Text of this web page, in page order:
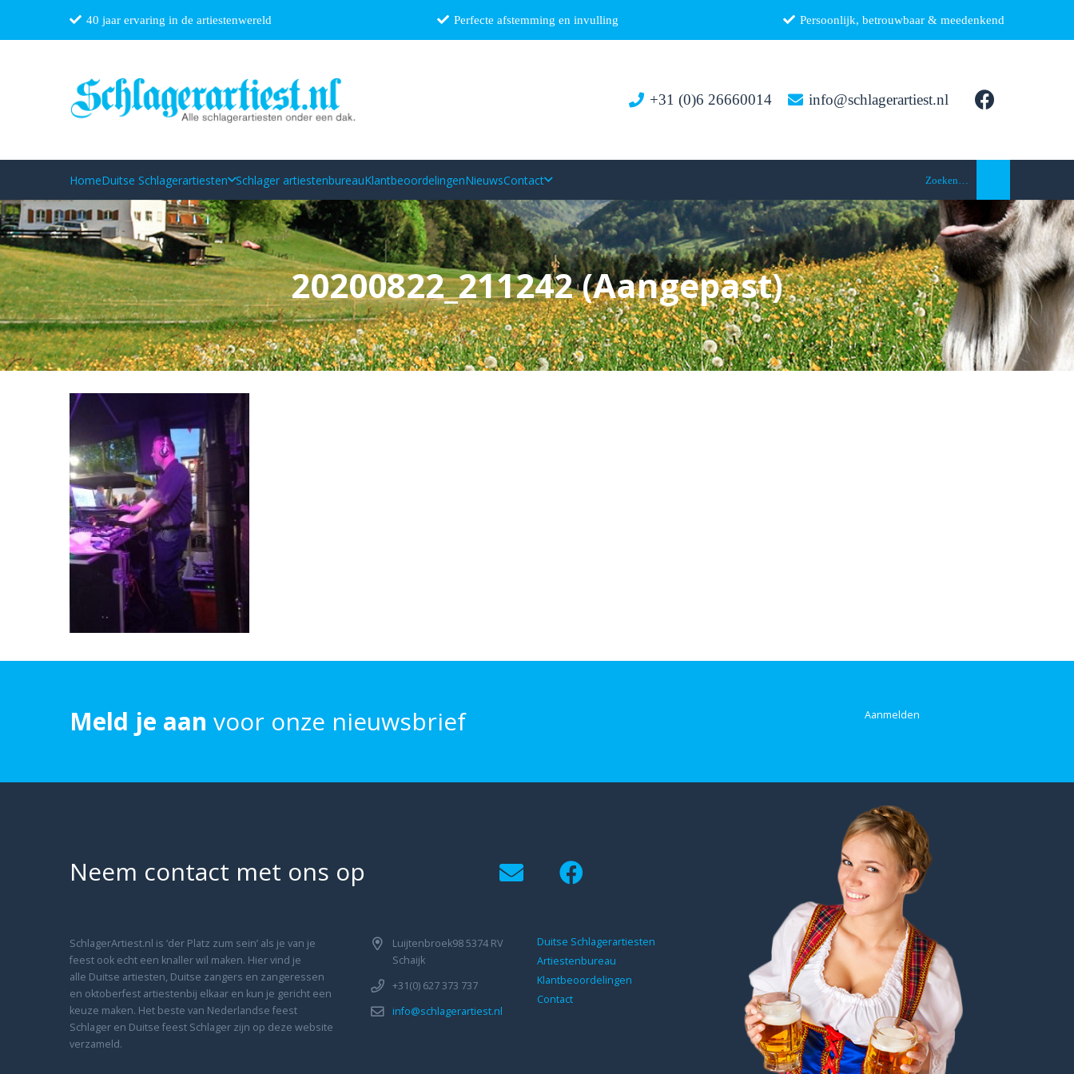
40 jaar ervaring in de artiestenwereld Perfecte afstemming en invulling Persoonlijk, betrouwbaar & meedenkend
+31 (0)6 26660014 info@schlagerartiest.nl
HomeDuitse Schlagerartiesten Schlager artiestenbureauKlantbeoordelingenNieuwsContact Zoeken…
20200822_211242 (Aangepast)
Meld je aan voor onze nieuwsbrief Aanmelden
Neem contact met ons op
SchlagerArtiest.nl is ‘der Platz zum sein’ als je van je
feest ook echt een knaller wil maken. Hier vind je
alle Duitse artiesten, Duitse zangers en zangeressen
en oktoberfest artiestenbij elkaar en kun je gericht een
keuze maken. Het beste van Nederlandse feest
Schlager en Duitse feest Schlager zijn op deze website
verzameld.
Luijtenbroek98 5374 RV
Schaijk
+31(0) 627 373 737
info@schlagerartiest.nl
Duitse Schlagerartiesten
Artiestenbureau
Klantbeoordelingen
Contact